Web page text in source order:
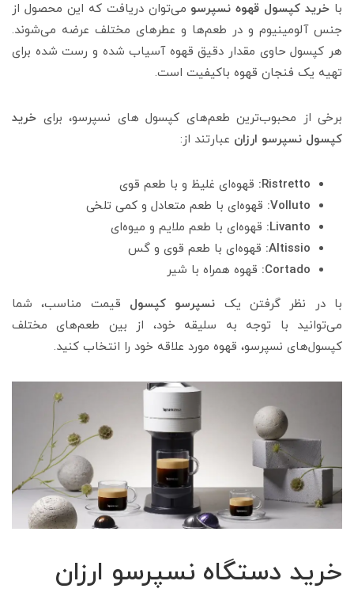
با خرید کپسول قهوه نسپرسو می‌توان دریافت که این محصول از
جنس آلومینیوم و در طعم‌ها و عطرهای مختلف عرضه می‌شوند.
هر کپسول حاوی مقدار دقیق قهوه آسیاب شده و رست شده برای
تهیه یک فنجان قهوه باکیفیت است.
برخی از محبوب‌ترین طعم‌های کپسول‌ های نسپرسو، برای خرید
کپسول نسپرسو ارزان عبارتند از:
Ristretto: قهوه‌ای غلیظ و با طعم قوی
Volluto: قهوه‌ای با طعم متعادل و کمی تلخی
Livanto: قهوه‌ای با طعم ملایم و میوه‌ای
Altissio: قهوه‌ای با طعم قوی و گس
Cortado: قهوه‌ همراه با شیر
با در نظر گرفتن یک نسپرسو کپسول قیمت مناسب، شما
می‌توانید با توجه به سلیقه خود، از بین طعم‌های مختلف
کپسول‌های نسپرسو، قهوه مورد علاقه خود را انتخاب کنید.
خرید دستگاه نسپرسو ارزان